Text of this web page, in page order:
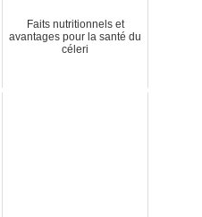
Faits nutritionnels et
avantages pour la santé du
céleri